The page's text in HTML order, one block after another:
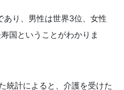
あり、男性は世界3位、女性
国ということがわかりま
統計によると、介護を受けた